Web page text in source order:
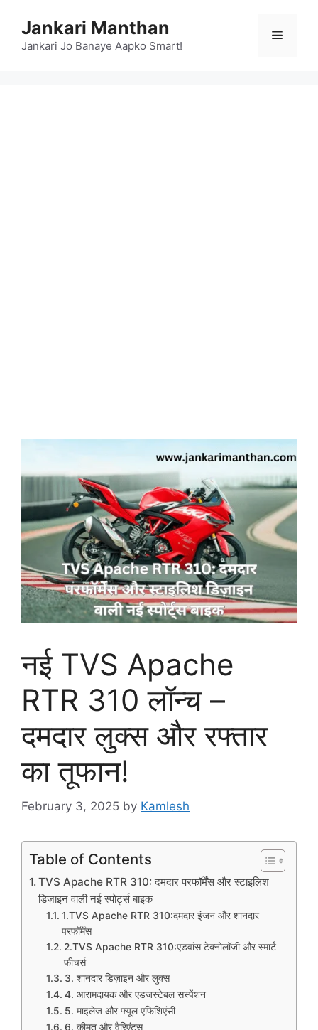
content
Jankari Manthan
Jankari Jo Banaye Aapko Smart!
Menu
नई TVS Apache
RTR 310 लॉन्च –
दमदार लुक्स और रफ्तार
का तूफान!
February 3, 2025 by Kamlesh
Table of Contents
TVS Apache RTR 310: दमदार परफॉर्मेंस और स्टाइलिश
डिज़ाइन वाली नई स्पोर्ट्स बाइक
1.TVS Apache RTR 310:दमदार इंजन और शानदार
परफॉर्मेंस
2.TVS Apache RTR 310:एडवांस टेक्नोलॉजी और स्मार्ट
फीचर्स
3. शानदार डिज़ाइन और लुक्स
4. आरामदायक और एडजस्टेबल सस्पेंशन
5. माइलेज और फ्यूल एफिशिएंसी
6. कीमत और वैरिएंट्स